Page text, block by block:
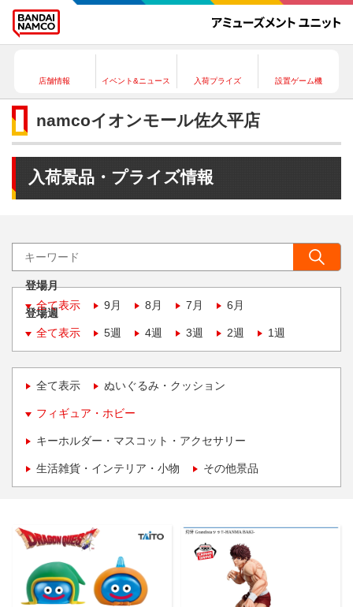
店舗情報 イベント&ニュース 入荷プライズ 設置ゲーム機
namcoイオンモール佐久平店
入荷景品・プライズ情報
登場月
全て表示
9月 8月 7月 6月
登場週
全て表示
5週 4週 3週 2週 1週
全て表示 ぬいぐるみ・クッション
フィギュア・ホビー
キーホルダー・マスコット・アクセサリー
生活雑貨・インテリア・小物 その他景品